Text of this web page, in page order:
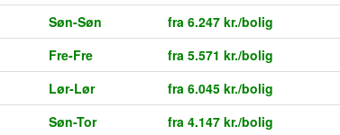
Søn-Søn
fra 6.247 kr./bolig
Fre-Fre
fra 5.571 kr./bolig
Lør-Lør
fra 6.045 kr./bolig
Søn-Tor
fra 4.147 kr./bolig